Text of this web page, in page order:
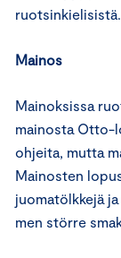
ruotsinkielisistä.
Mainos
Mainoksissa
mainosta Otto-
ohjeita, mutta
Mainosten
juomatölkkejä
men större